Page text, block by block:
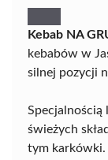
Kebab NA
kebabów w
silnej pozycji
Specjalnością
świeżych
tym karkówki.